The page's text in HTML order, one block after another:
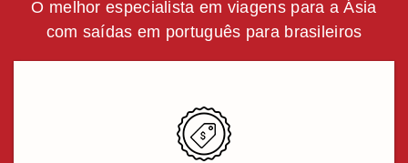
O melhor especialista em viagens para a Ásia
com saídas em português para brasileiros